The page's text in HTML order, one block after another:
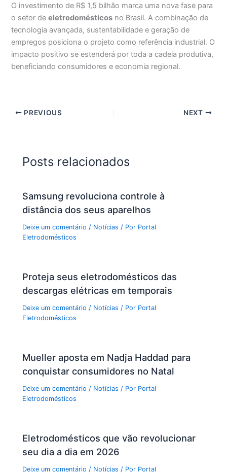
O investimento de R$ 1,5 bilhão marca uma nova fase para
o setor deeletrodomésticos no Brasil. A combinação de
tecnologia avançada, sustentabilidade e geração de
empregos posiciona o projeto como referência industrial. O
impacto positivo se estenderá por toda a cadeia produtiva,
beneficiando consumidores e economia regional.
PREVIOUS NEXT
Posts relacionados
Samsung revoluciona controle à
distância dos seus aparelhos
Deixe um comentário / Notícias / Por Portal
Eletrodomésticos
Proteja seus eletrodomésticos das
descargas elétricas em temporais
Deixe um comentário / Notícias / Por Portal
Eletrodomésticos
Mueller aposta em Nadja Haddad para
conquistar consumidores no Natal
Deixe um comentário / Notícias / Por Portal
Eletrodomésticos
Eletrodomésticos que vão revolucionar
seu dia a dia em 2026
Deixe um comentário / Notícias / Por Portal